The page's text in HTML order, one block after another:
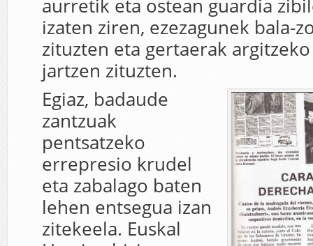
aurretik eta ostean guardia
izaten ziren, ezezagunek bala-
zituzten eta gertaerak
jartzen zituzten.
Egiaz, badaude
zantzuak
pentsatzeko
errepresio krudel
eta zabalago baten
lehen entsegua izan
zitekeela. Euskal